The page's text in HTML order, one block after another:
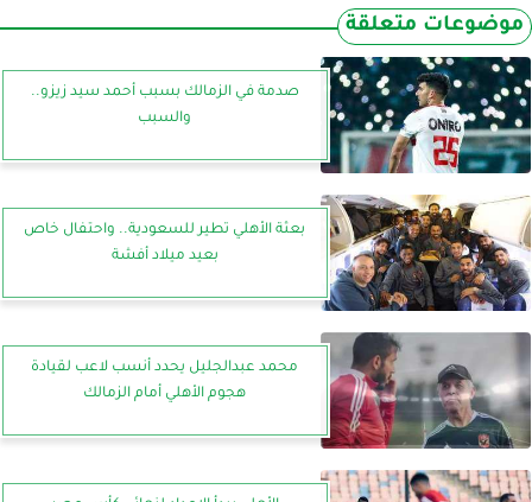
موضوعات متعلقة
صدمة في الزمالك بسبب أحمد سيد زيزو..
والسبب
بعثة الأهلي تطير للسعودية.. واحتفال خاص
بعيد ميلاد أفشة
محمد عبدالجليل يحدد أنسب لاعب لقيادة
هجوم الأهلي أمام الزمالك